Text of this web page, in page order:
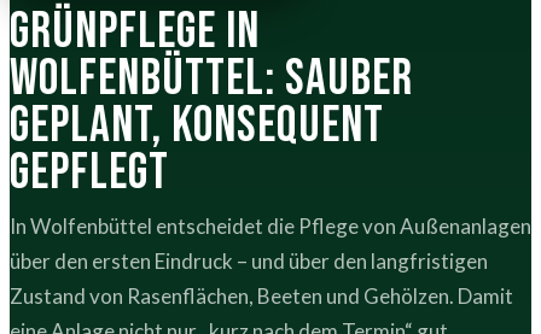
Grünpflege in
Wolfenbüttel: sauber
geplant, konsequent
gepflegt
In Wolfenbüttel entscheidet die Pflege von Außenanlagen
über den ersten Eindruck – und über den langfristigen
Zustand von Rasenflächen, Beeten und Gehölzen. Damit